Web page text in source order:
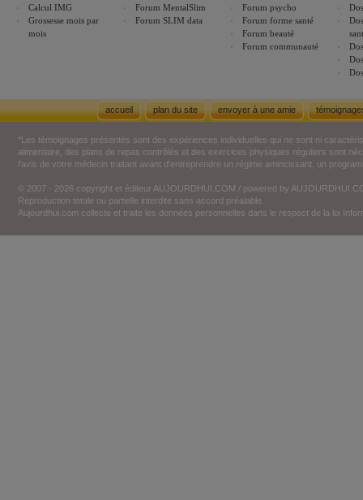
Calcul IMG
Grossesse mois par
mois
Forum MentalSlim
Forum SLIM data
Forum psycho
Forum forme santé
Forum beauté
Forum communauté
accueil plan du site envoyer à une amie
*Les témoignages présentés sont des expériences individuelles qui ne sont ni
alimentaire, des plans de repas contrôlés et des exercices physiques réguliers sont
l'avis de votre médecin traitant avant d'entreprendre un régime amincissant, un
© 2007 - 2026 copyright et éditeur AUJOURDHUI.COM / powered by
Reproduction totale ou partielle interdite sans accord préalable.
Aujourdhui.com collecte et traite les données personnelles dans le respect de la loi